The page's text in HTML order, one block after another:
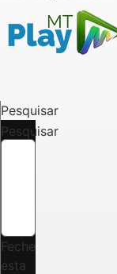
Pesquisar
Pesquisar
Feche
esta